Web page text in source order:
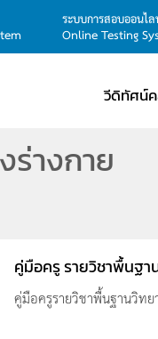
ระบบการสอบออนไ
Online Testing
วีดิทัศน์
ร่างกาย
คู่มือครู รายวิชาพื้นฐ
คู่มือครูรายวิชาพื้นฐานวิท